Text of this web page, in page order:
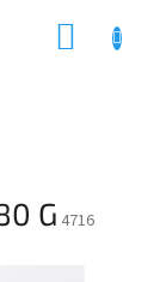
G 4716